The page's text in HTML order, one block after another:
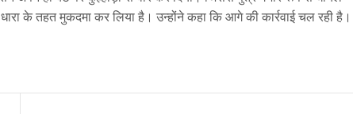
के तहत मुकदमा कर लिया है। उन्होंने कहा कि आगे की कार्रवाई चल रही है।